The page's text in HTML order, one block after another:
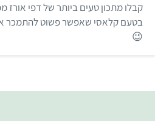
ת
ו
ך
קבלו מתכון טעים ביותר של דפי אורז
בטעם קלאסי שאפשר פשוט להתמכר
😉